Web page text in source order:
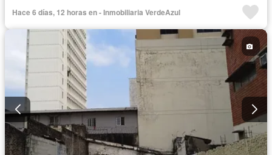
Hace 6 días, 12 horas en - Inmobiliaria VerdeAzul